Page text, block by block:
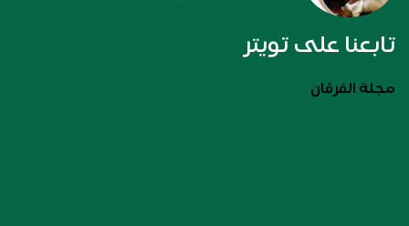
تابعنا على تويتر
مجلة الفرقان